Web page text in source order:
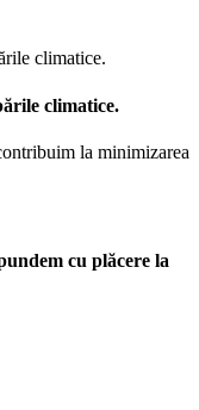
climatice.
la minimizarea
cu plăcere la